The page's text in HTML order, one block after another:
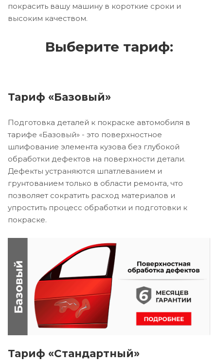
покрасить вашу машину в короткие сроки и
высоким качеством.
Выберите тариф:
Тариф «Базовый»
Подготовка деталей к покраске автомобиля в
тарифе «Базовый» - это поверхностное
шлифование элемента кузова без глубокой
обработки дефектов на поверхности детали.
Дефекты устраняются шпатлеванием и
грунтованием только в области ремонта, что
позволяет сократить расход материалов и
упростить процесс обработки и подготовки к
покраске.
Тариф «Стандартный»